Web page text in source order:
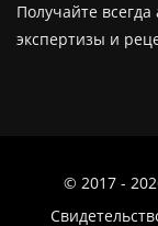
Получайте
экспертизы и
© 2017 -